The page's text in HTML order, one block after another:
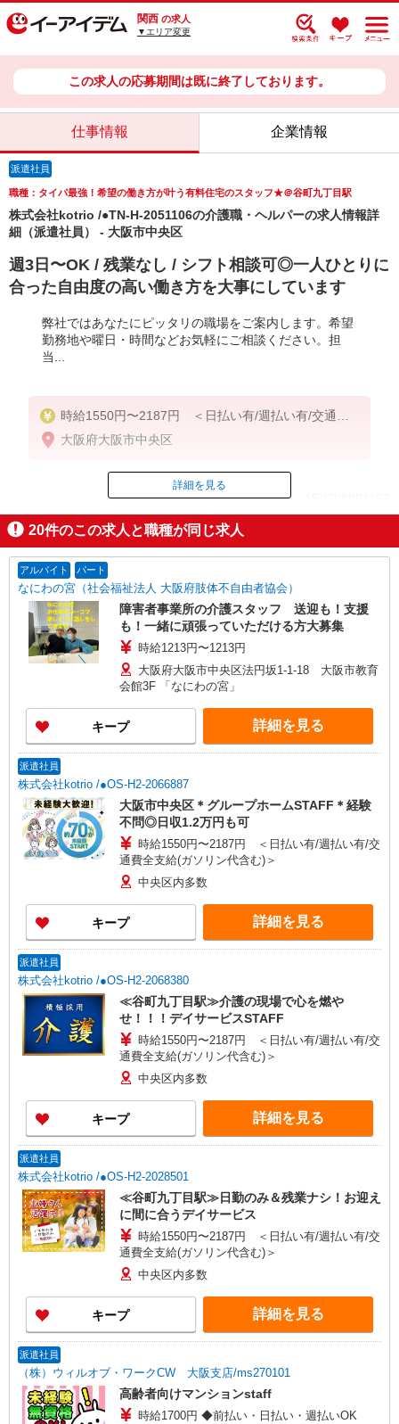
関西 の求人
▼エリア変更
この求人の応募期間は既に終了しております。
仕事情報 企業情報
派遣社員
職種：タイパ最強！希望の働き方が叶う有料住宅のスタッフ★＠谷町九丁目駅
株式会社kotrio /●TN-H-2051106の介護職・ヘルパーの求人情報詳
細（派遣社員） - 大阪市中央区
週3日〜OK / 残業なし / シフト相談可◎一人ひとりに
合った自由度の高い働き方を大事にしています
弊社ではあなたにピッタリの職場をご案内します。希望
勤務地や曜日・時間などお気軽にご相談ください。担
当...
時給1550円〜2187円 ＜日払い有/週払い有/交通費
全支給(ガソリン代含む)＞
大阪府大阪市中央区
ID：AE0708991152
掲載期間終了
詳細を見る
20件のこの求人と職種が同じ求人
アルバイト パート
なにわの宮（社会福祉法人 大阪府肢体不自由者協会）
障害者事業所の介護スタッフ 送迎も！支援
も！一緒に頑張っていただける方大募集
時給1213円〜1213円
大阪府大阪市中央区法円坂1-1-18 大阪市教育
会館3F 「なにわの宮」
キープ 詳細を見る
派遣社員
株式会社kotrio /●OS-H2-2066887
大阪市中央区＊グループホームSTAFF＊経験
不問◎日収1.2万円も可
時給1550円〜2187円 ＜日払い有/週払い有/交
通費全支給(ガソリン代含む)＞
中央区内多数
キープ 詳細を見る
派遣社員
株式会社kotrio /●OS-H2-2068380
≪谷町九丁目駅≫介護の現場で心を燃や
せ！！！デイサービスSTAFF
時給1550円〜2187円 ＜日払い有/週払い有/交
通費全支給(ガソリン代含む)＞
中央区内多数
キープ 詳細を見る
派遣社員
株式会社kotrio /●OS-H2-2028501
≪谷町九丁目駅≫日勤のみ＆残業ナシ！お迎え
に間に合うデイサービス
時給1550円〜2187円 ＜日払い有/週払い有/交
通費全支給(ガソリン代含む)＞
中央区内多数
キープ 詳細を見る
派遣社員
（株）ウィルオブ・ワークCW 大阪支店/ms270101
高齢者向けマンションstaff
時給1700円 ◆前払い・日払い・週払いOK